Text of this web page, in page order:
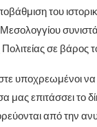
του
σε βάρος
υποχρεωμένοι
μας επιτάσσει το
από την